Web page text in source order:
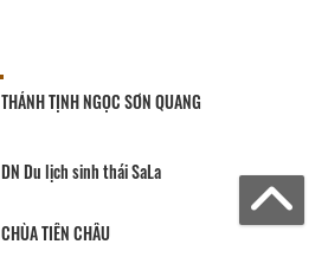
THÁNH TỊNH NGỌC SƠN QUANG
DN Du lịch sinh thái SaLa
CHÙA TIÊN CHÂU